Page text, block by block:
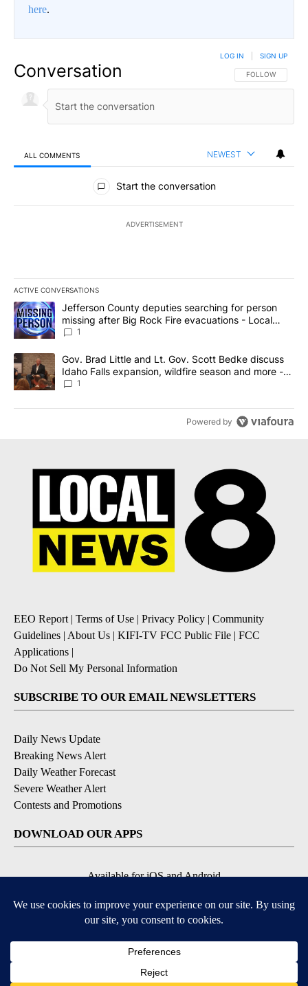
here.
Conversation FOLLOW THIS
FOLLOW
LOG IN SIGN UP
ALL COMMENTS NEWEST
All Comments
Start the conversation
ADVERTISEMENT
ACTIVE CONVERSATIONS
The following is a list of the most commented articles in the last
A trending article titled "Jefferson County deputies searching
Jefferson County deputies searching for person
missing after Big Rock Fire evacuations - Local
News 8
1
A trending article titled "Gov. Brad Little and Lt. Gov. Scott
Gov. Brad Little and Lt. Gov. Scott Bedke discuss
Idaho Falls expansion, wildfire season and more -
Local News 8
1
Powered by
EEO Report| Terms of Use | Privacy Policy | Community
Guidelines | About Us | KIFI-TV FCC Public File | FCC
Applications |
Do Not Sell My Personal Information
SUBSCRIBE TO OUR EMAIL NEWSLETTERS
Daily News Update
Breaking News Alert
Daily Weather Forecast
Severe Weather Alert
Contests and Promotions
DOWNLOAD OUR APPS
Available for iOS and Android
© 2026, NPG of Idaho, Inc. Idaho Falls, ID USA